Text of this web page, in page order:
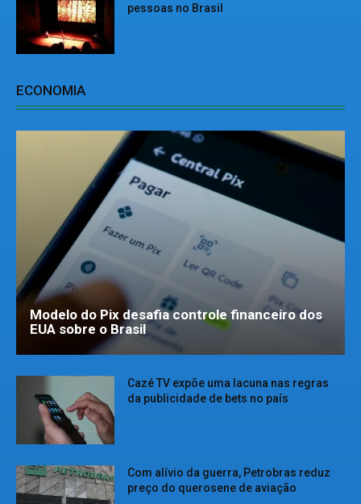
pessoas no Brasil
ECONOMIA
Modelo do Pix desafia controle financeiro dos
EUA sobre o Brasil
Cazé TV expõe uma lacuna nas regras
da publicidade de bets no país
Com alívio da guerra, Petrobras reduz
preço do querosene de aviação